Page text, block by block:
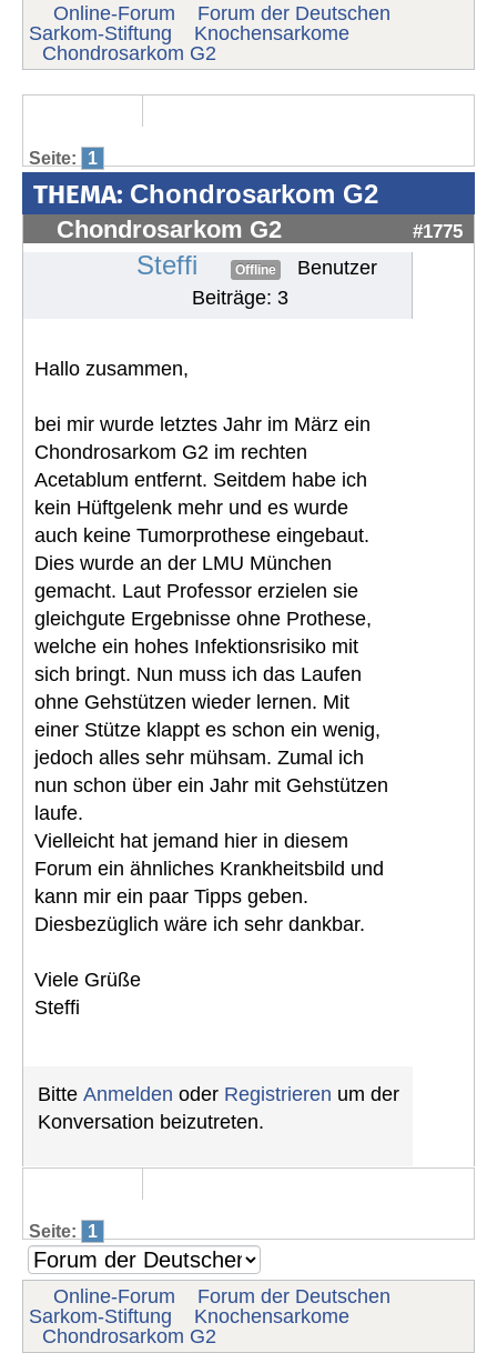
Online-Forum
Forum der Deutschen
Sarkom-Stiftung
Knochensarkome
Chondrosarkom G2
Seite: 1
THEMA: Chondrosarkom G2
Chondrosarkom G2 #1775
Steffi Offline
Benutzer
Beiträge: 3
Hallo zusammen,
bei mir wurde letztes Jahr im März ein
Chondrosarkom G2 im rechten
Acetablum entfernt. Seitdem habe ich
kein Hüftgelenk mehr und es wurde
auch keine Tumorprothese eingebaut.
Dies wurde an der LMU München
gemacht. Laut Professor erzielen sie
gleichgute Ergebnisse ohne Prothese,
welche ein hohes Infektionsrisiko mit
sich bringt. Nun muss ich das Laufen
ohne Gehstützen wieder lernen. Mit
einer Stütze klappt es schon ein wenig,
jedoch alles sehr mühsam. Zumal ich
nun schon über ein Jahr mit Gehstützen
laufe.
Vielleicht hat jemand hier in diesem
Forum ein ähnliches Krankheitsbild und
kann mir ein paar Tipps geben.
Diesbezüglich wäre ich sehr dankbar.
Viele Grüße
Steffi
Bitte Anmelden oder Registrieren um der
Konversation beizutreten.
Seite: 1
Online-Forum
Forum der Deutschen
Sarkom-Stiftung
Knochensarkome
Chondrosarkom G2